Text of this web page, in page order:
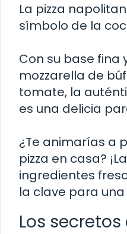
La pizza
símbolo de la
Con su base fina
mozzarella de
tomate, la
es una delicia
¿Te animarías a
pizza en casa?
ingredientes
la clave para
Los